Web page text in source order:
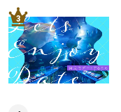
3